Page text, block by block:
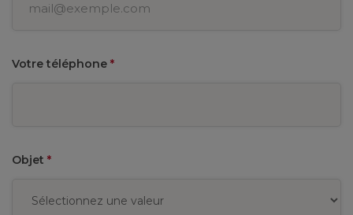
Votre téléphone *
Objet *